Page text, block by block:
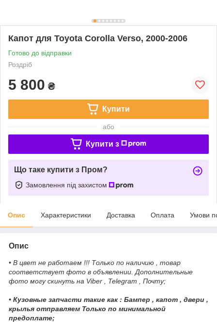
Капот для Toyota Corolla Verso, 2000-2006
Готово до відправки
Роздріб
5 800 ₴
Купити
або
Купити з
Що таке купити з Пром?
Замовлення під захистом
Опис Характеристики Доставка Оплата Умови
Опис
• В цвет не работаем !!! Только по наличию , товар
соответствует фото в объявлении. Дополнительные
фото могу скинуть на Viber , Telegram , Почту;
• Кузовные запчасти такие как : Бампер , капот , двери ,
крылья отправляем Только по минимальной
предоплате;